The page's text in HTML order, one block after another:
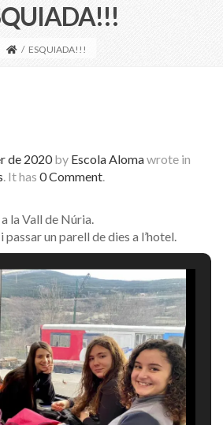
/ ESQUIADA!!!
de 2020 by Escola Alomawrote in
. It has 0 Comment.
la Vall de Núria.
un parell de dies a l’hotel.